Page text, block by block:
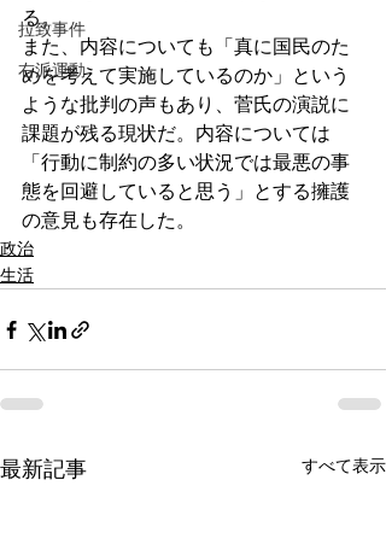
拉致事件
右派運動
る。
また、内容についても「真に国民のた
めを考えて実施しているのか」という
ような批判の声もあり、菅氏の演説に
課題が残る現状だ。内容については
「行動に制約の多い状況では最悪の事
態を回避していると思う」とする擁護
の意見も存在した。
政治
生活
最新記事 すべて表示